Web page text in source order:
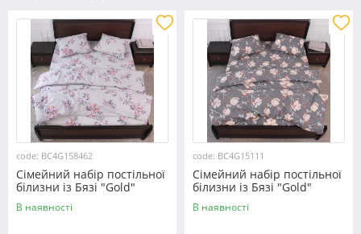
code: BC4G158462
Сімейний набір постільної
білизни із Бязі "Gold"
№158462 Черешенька™
В наявності
code: BC4G15111
Сімейний набір постільної
білизни із Бязі "Gold"
№15111 Черешенька™
В наявності